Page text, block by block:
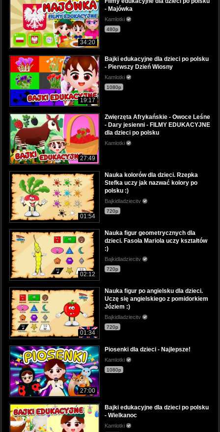
34:20
- Majówka
Kamlotki
480p
19:17
Bajki edukacyjne dla dzieci po polsku
- Pierwszy Dzień Wiosny
Kamlotki
1080p
27:49
Zwięrzęta Afrykańskie - Owoce Leśne
- Dary jesienni - FILMY EDUKACYJNE
dla dzieci po polsku
Kamlotki
01:54
Nauka kolorów dla dzieci. Rzepka
Stefka uczy jak nazwać kolory po
polsku :)
Bajkidladziecitv
720p
02:12
Nauka figur geometrycznych dla
dzieci. Fasola Mariola uczy kształtów
:)
Bajkidladziecitv
720p
01:34
Nauka figur po angielsku dla dzieci.
Uczę się angielskiego z pomidorkiem
Józiem :)
Bajkidladziecitv
720p
27:00
Piosenki dla dzieci - Najlepsze!
Kamlotki
1080p
Bajki edukacyjne dla dzieci po polsku
- Wielkanoc
Kamlotki